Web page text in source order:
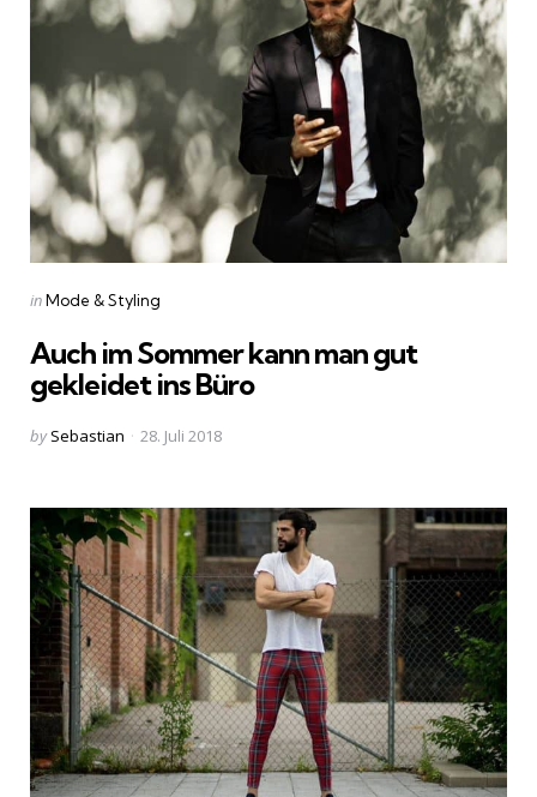
Categories
Posted
inMode & Styling
Auch im Sommer kann man gut
gekleidet ins Büro
Posted
by Sebastian 28. Juli 2018